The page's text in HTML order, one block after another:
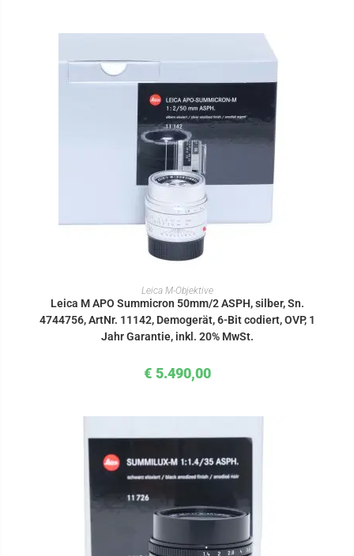
IN DEN WARENKORB
Leica M-Objektive
Leica M APO Summicron 50mm/2 ASPH, silber, Sn.
4744756, ArtNr. 11142, Demogerät, 6-Bit codiert, OVP, 1
Jahr Garantie, inkl. 20% MwSt.
€ 5.490,00